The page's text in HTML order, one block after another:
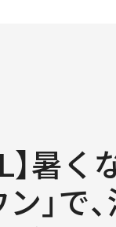
】暑く
」で